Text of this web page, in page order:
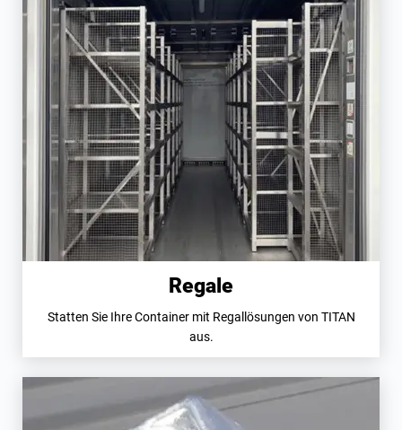
Regale
Statten Sie Ihre Container mit Regallösungen von TITAN
aus.